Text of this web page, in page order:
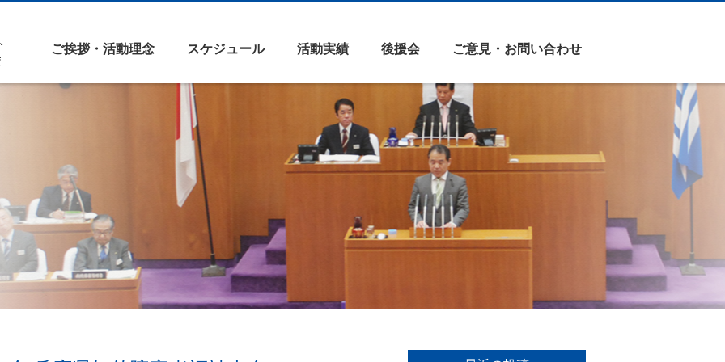
ご挨拶・活動理念 スケジュール 活動実績 後援会 ご意見・お問い合わせ